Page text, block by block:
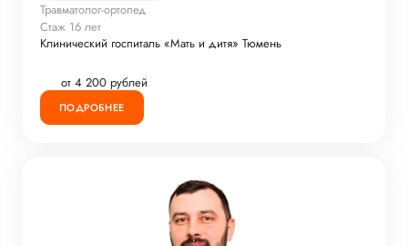
Травматолог-ортопед
Стаж 16 лет
Клинический госпиталь «Мать и дитя» Тюмень
от 4 200 рублей
ПОДРОБНЕЕ